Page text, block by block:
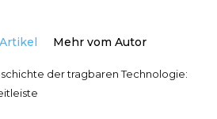
Mehr vom Autor
der tragbaren Technologie: